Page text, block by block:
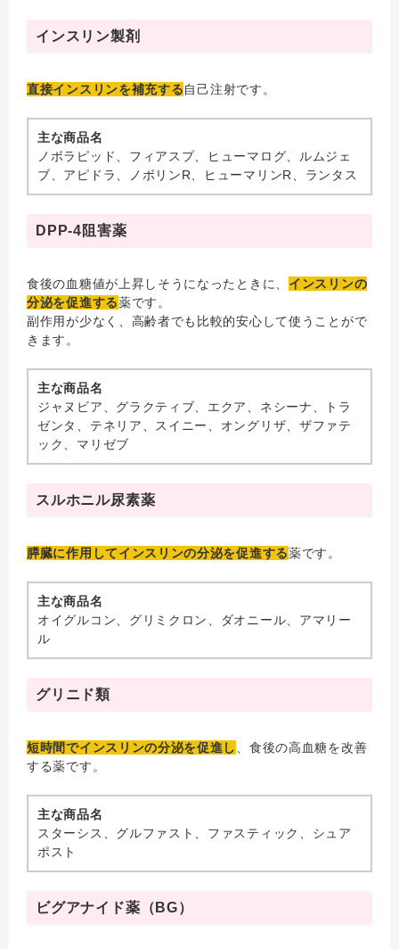
インスリン製剤
直接インスリンを補充する自己注射です。
主な商品名
ノボラピッド、フィアスプ、ヒューマログ、ルムジェ
ブ、アピドラ、ノボリンR、ヒューマリンR、ランタス
DPP-4阻害薬
食後の血糖値が上昇しそうになったときに、 インスリンの
分泌を促進する薬です。
副作用が少なく、高齢者でも比較的安心して使うことがで
きます。
主な商品名
ジャヌビア、グラクティブ、エクア、ネシーナ、トラ
ゼンタ、テネリア、スイニー、オングリザ、ザファテ
ック、マリゼブ
スルホニル尿素薬
膵臓に作用してインスリンの分泌を促進する薬です。
主な商品名
オイグルコン、グリミクロン、ダオニール、アマリー
ル
グリニド類
短時間でインスリンの分泌を促進し
、食後の高血糖を改善
する薬です。
主な商品名
スターシス、グルファスト、ファスティック、シュア
ポスト
ビグアナイド薬（BG）